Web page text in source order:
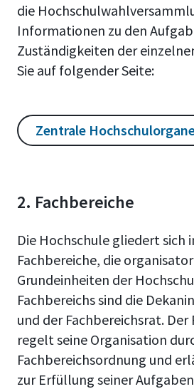
die
Informationen zu den
Zuständigkeiten der
Sie auf folgender Seite:
Zentrale
2. Fachbereiche
Die Hochschule gliedert sich
Fachbereiche, die
Grundeinheiten der
Fachbereichs sind die
und der Fachbereichsrat. Der
regelt seine Organisation
Fachbereichsordnung und
zur Erfüllung seiner